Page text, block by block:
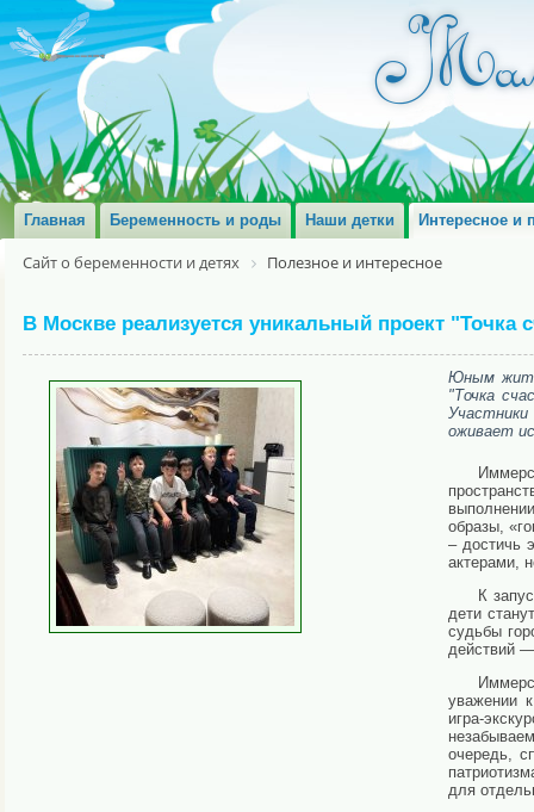
Главная Беременность и роды Наши детки Интересное и
Сайт о беременности и детях Полезное и интересное
В Москве реализуется уникальный проект "Точка
Юным
"Точка
оживает
образы,
– достичь
актерами,
К
дети
судьбы
действий
уважении
игра-
очередь,
для